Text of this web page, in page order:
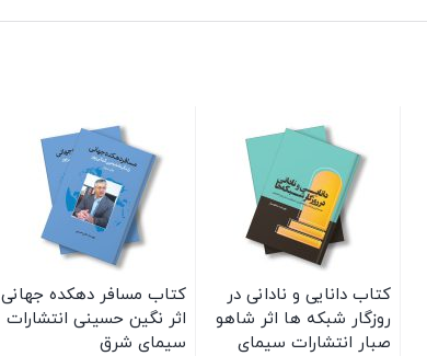
کتاب دانایی و نادانی در
روزگار شبکه ها اثر شاهو
صبار انتشارات سیمای
کتاب مسافر دهکده جهانی
اثر نگین حسینی انتشارات
سیمای شرق